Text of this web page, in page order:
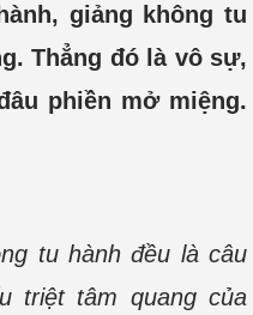
giảng không tu
Thẳng đó là vô sự,
phiền mở miệng.
tu hành đều là câu
triệt tâm quang của